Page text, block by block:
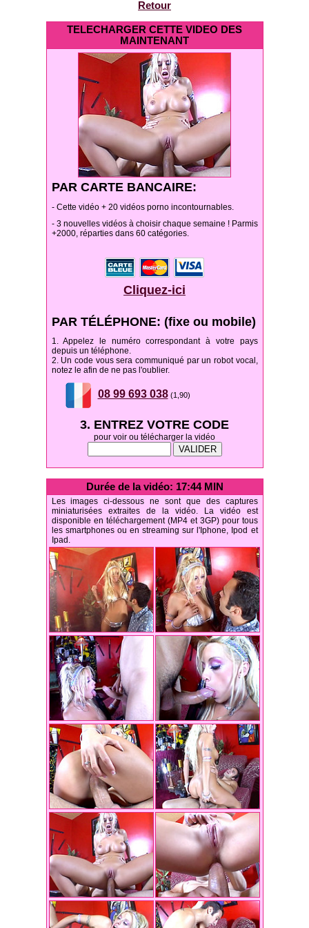
Retour
TELECHARGER CETTE VIDEO DES
MAINTENANT
PAR CARTE BANCAIRE:
- Cette vidéo + 20 vidéos porno incontournables.
- 3 nouvelles vidéos à choisir chaque semaine ! Parmis
+2000, réparties dans 60 catégories.
Cliquez-ici
PAR TÉLÉPHONE: (fixe ou mobile)
1. Appelez le numéro correspondant à votre pays
depuis un téléphone.
2. Un code vous sera communiqué par un robot vocal,
notez le afin de ne pas l'oublier.
08 99 693 038(1,90)
3. ENTREZ VOTRE CODE
pour voir ou télécharger la vidéo
Durée de la vidéo: 17:44 MIN
Les images ci-dessous ne sont que des captures
miniaturisées extraites de la vidéo. La vidéo est
disponible en téléchargement (MP4 et 3GP) pour tous
les smartphones ou en streaming sur l'Iphone, Ipod et
Ipad.